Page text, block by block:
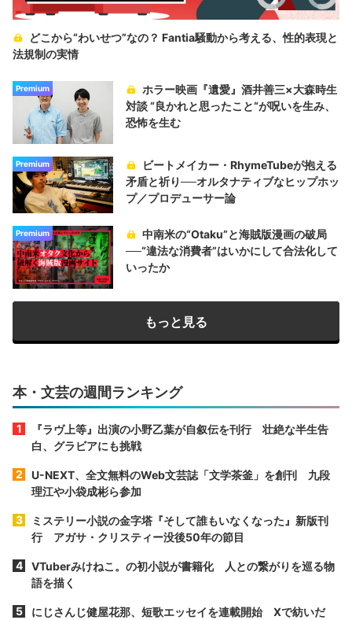
どこから“わいせつ”なの？ Fantia騒動から考える、性的表現と
法規制の実情
Premium
ホラー映画『遺愛』酒井善三×大森時生
対談 “良かれと思ったこと“が呪いを生み、
恐怖を生む
Premium
ビートメイカー・RhymeTubeが抱える
矛盾と祈り──オルタナティブなヒップホッ
プ／プロデューサー論
Premium
中南米の“Otaku”と海賊版漫画の破局
──“違法な消費者”はいかにして合法化して
いったか
もっと見る
本・文芸の週間ランキング
『ラヴ上等』出演の小野乙葉が自叙伝を刊行 壮絶な半生告
白、グラビアにも挑戦
U-NEXT、全文無料のWeb文芸誌「文学茶釜」を創刊 九段
理江や小袋成彬ら参加
ミステリー小説の金字塔『そして誰もいなくなった』新版刊
行 アガサ・クリスティー没後50年の節目
VTuberみけねこ。の初小説が書籍化 人との繋がりを巡る物
語を描く
にじさんじ健屋花那、短歌エッセイを連載開始 Xで紡いだ